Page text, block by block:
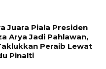
Juara Piala Presiden
Arya Jadi Pahlawan,
Peraib Lewat
Pinalti